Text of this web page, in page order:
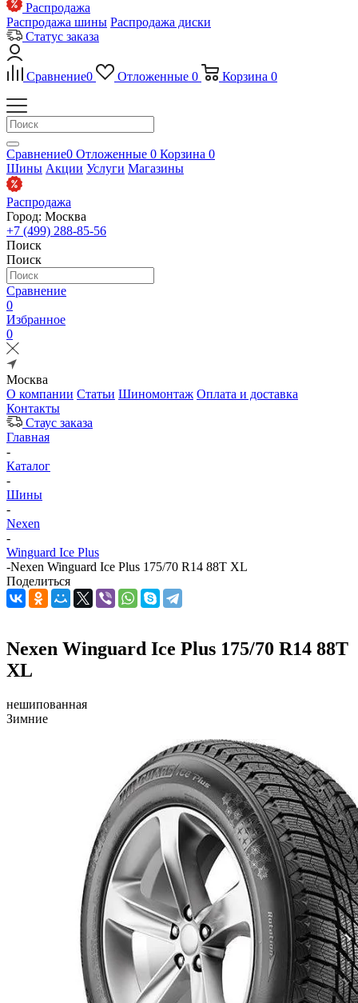
Распродажа
Распродажа шины Распродажа диски
Статус заказа
Сравнение0 Отложенные 0 Корзина 0
Сравнение0 Отложенные 0 Корзина 0
Шины Акции Услуги Магазины
Распродажа
Город: Москва
+7 (499) 288-85-56
Поиск
Поиск
Сравнение
0
Избранное
0
Москва
О компании Статьи Шиномонтаж Оплата и доставка
Контакты
Стаус заказа
Главная
-
Каталог
-
Шины
-
Nexen
-
Winguard Ice Plus
-Nexen Winguard Ice Plus 175/70 R14 88T XL
Поделиться
Nexen Winguard Ice Plus 175/70 R14 88T
XL
нешипованная
Зимние